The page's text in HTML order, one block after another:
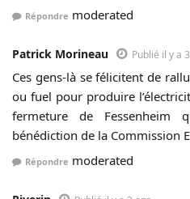
Répondre moderated
Patrick Morineau Publié il y a
Ces gens-là se félicitent de
ou fuel pour produire
fermeture de Fessenheim
bénédiction de la Commission
Répondre moderated